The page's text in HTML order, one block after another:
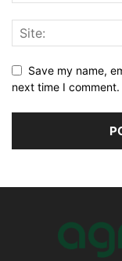
Save my name,
next time I comment.